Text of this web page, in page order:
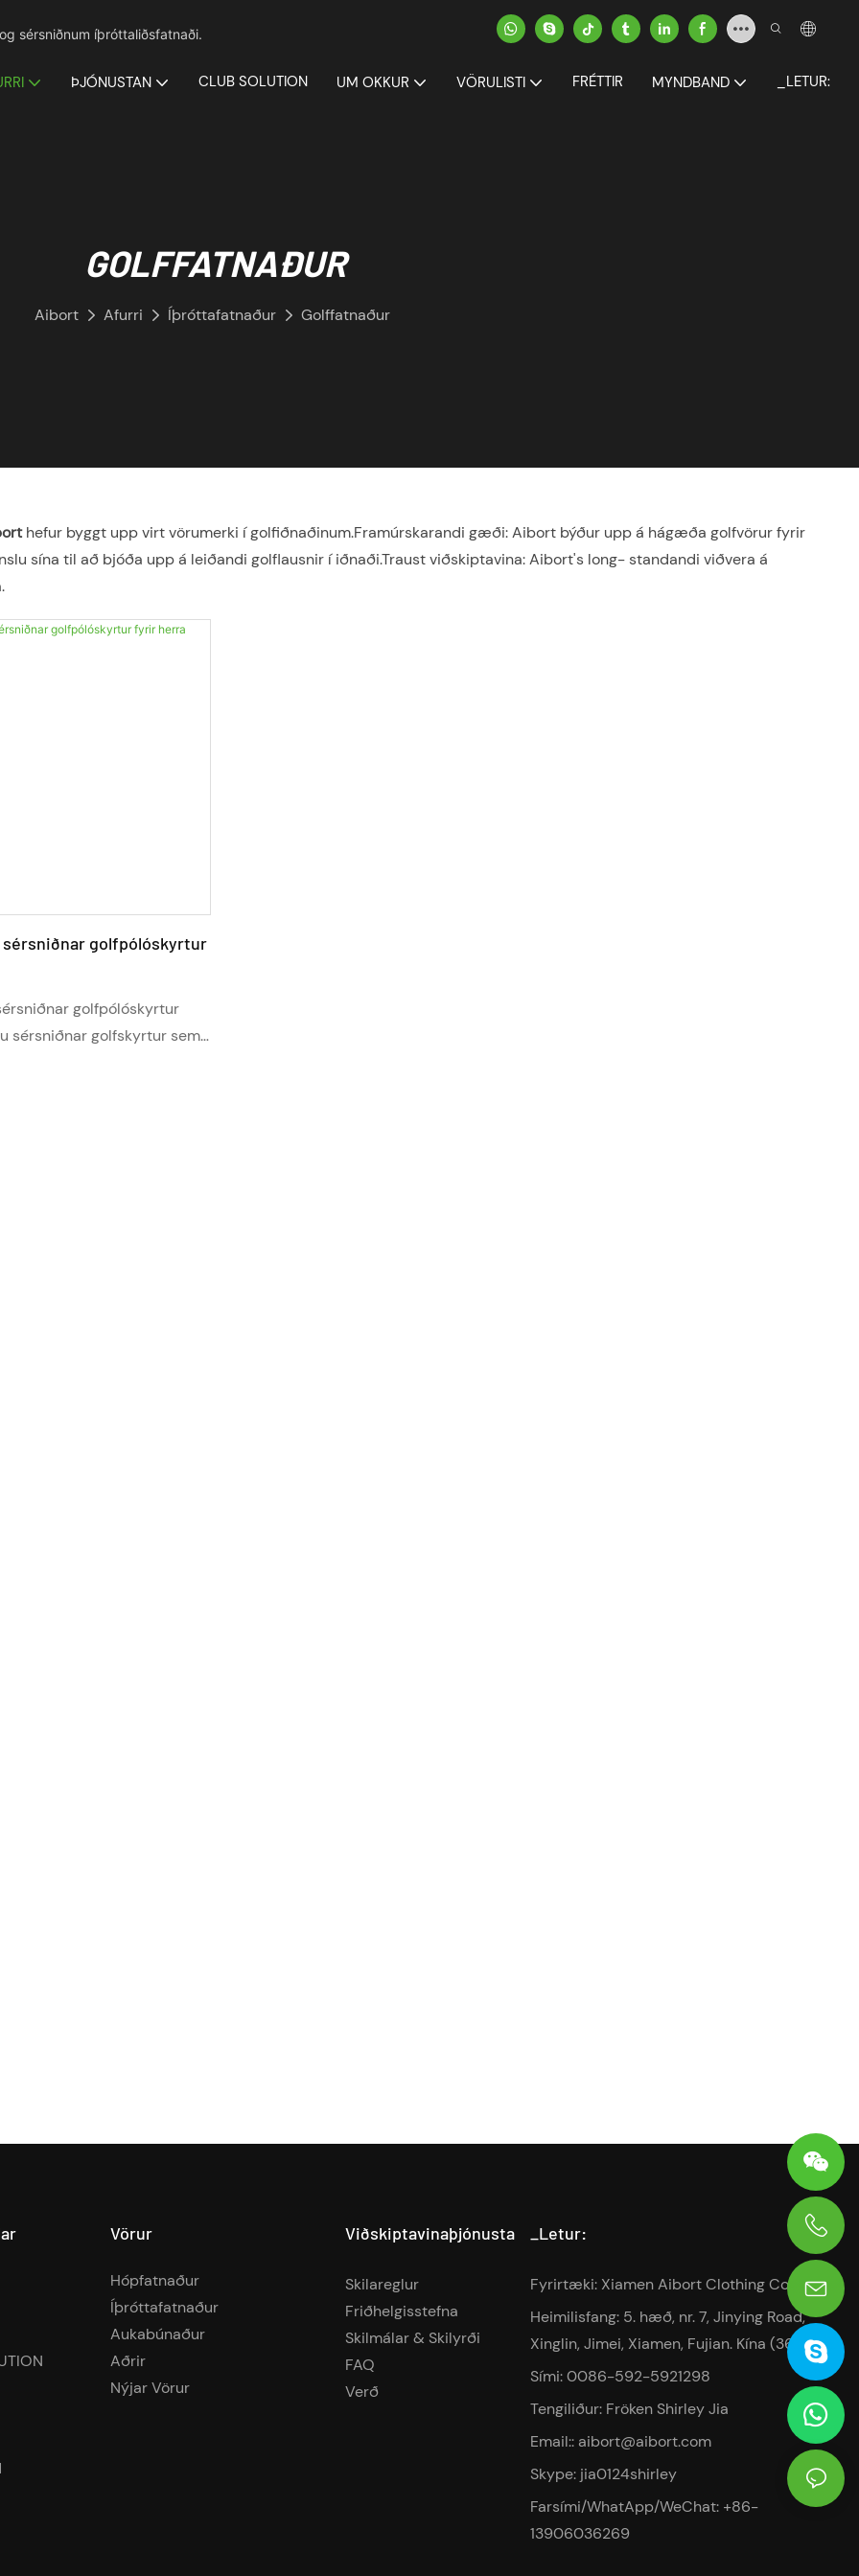
sérsniðnum íþróttaliðsfatnaði.
ÞJÓNUSTAN CLUB SOLUTION UM OKKUR VÖRULISTI FRÉTTIR MYNDBAND _LETUR:
GOLFFATNAÐUR
Aibort Afurri Íþróttafatnaður Golffatnaður
hefur byggt upp virt vörumerki í golfiðnaðinum.Framúrskarandi gæði: Aibort býður upp á hágæða golfvörur fyrir
sína til að bjóða upp á leiðandi golflausnir í iðnaði.Traust viðskiptavina: Aibort's long- standandi viðvera á
golfpólóskyrtur
golfpólóskyrtur
sérsniðnar golfskyrtur sem
Vörur
Hópfatnaður
Íþróttafatnaður
Aukabúnaður
Aðrir
Nýjar Vörur
Viðskiptavinaþjónusta
Skilareglur
Friðhelgisstefna
Skilmálar & Skilyrði
FAQ
Verð
_Letur:
Fyrirtæki: Xiamen Aibort Clothing Co.,Ltd
Heimilisfang: 5. hæð, nr. 7, Jinying Road,
Xinglin, Jimei, Xiamen, Fujian. Kína (361022)
Sími: 0086-592-5921298
Tengiliður: Fröken Shirley Jia
Email:: aibort@aibort.com
Skype: jia0124shirley
Farsími/WhatApp/WeChat: +86-
13906036269